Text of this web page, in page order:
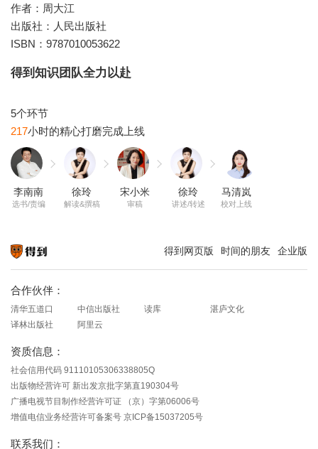
作者：周大江
出版社：人民出版社
ISBN：9787010053622
得到知识团队全力以赴
217
李南南
选书/责编
徐玲
解读&撰稿
宋小米
审稿
徐玲
讲述/转述
马清岚
校对上线
得到网页版 时间的朋友 企业版
合作伙伴：
清华五道口 中信出版社 读库
湛庐文化
译林出版社
阿里云
资质信息：
社会信用代码 91110105306338805Q
出版物经营许可 新出发京批字第直190304号
广播电视节目制作经营许可证 （京）字第06006号
增值电信业务经营许可备案号 京ICP备15037205号
联系我们：